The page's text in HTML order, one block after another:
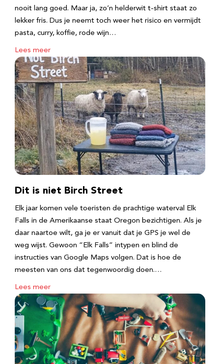
nooit lang goed. Maar ja, zo’n helderwit t-shirt staat zo
lekker fris. Dus je neemt toch weer het risico en vermijdt
pasta, curry, koffie, rode wijn…
Lees meer
Dit is niet Birch Street
Elk jaar komen vele toeristen de prachtige waterval Elk
Falls in de Amerikaanse staat Oregon bezichtigen. Als je
daar naartoe wilt, ga je er vanuit dat je GPS je wel de
weg wijst. Gewoon “Elk Falls” intypen en blind de
instructies van Google Maps volgen. Dat is hoe de
meesten van ons dat tegenwoordig doen.…
Lees meer